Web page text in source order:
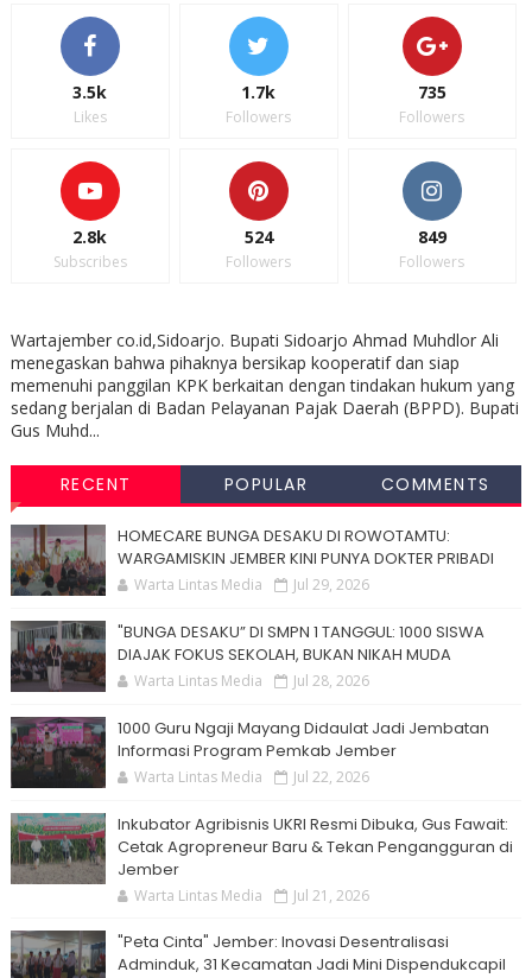
3.5k
Likes
1.7k
Followers
735
Followers
2.8k
Subscribes
524
Followers
849
Followers
Wartajember co.id,Sidoarjo. Bupati Sidoarjo Ahmad Muhdlor Ali
menegaskan bahwa pihaknya bersikap kooperatif dan siap
memenuhi panggilan KPK berkaitan dengan tindakan hukum yang
sedang berjalan di Badan Pelayanan Pajak Daerah (BPPD). Bupati
Gus Muhd...
RECENT POPULAR COMMENTS
HOMECARE BUNGA DESAKU DI ROWOTAMTU:
WARGAMISKIN JEMBER KINI PUNYA DOKTER PRIBADI
Warta Lintas Media Jul 29, 2026
"BUNGA DESAKU” DI SMPN 1 TANGGUL: 1000 SISWA
DIAJAK FOKUS SEKOLAH, BUKAN NIKAH MUDA
Warta Lintas Media Jul 28, 2026
1000 Guru Ngaji Mayang Didaulat Jadi Jembatan
Informasi Program Pemkab Jember
Warta Lintas Media Jul 22, 2026
Inkubator Agribisnis UKRI Resmi Dibuka, Gus Fawait:
Cetak Agropreneur Baru & Tekan Pengangguran di
Jember
Warta Lintas Media Jul 21, 2026
"Peta Cinta" Jember: Inovasi Desentralisasi
Adminduk, 31 Kecamatan Jadi Mini Dispendukcapil